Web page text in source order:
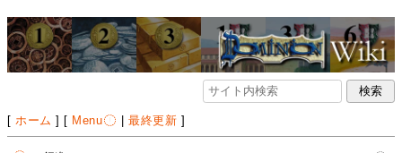
[ホーム ] [ Menu |最終更新 ]